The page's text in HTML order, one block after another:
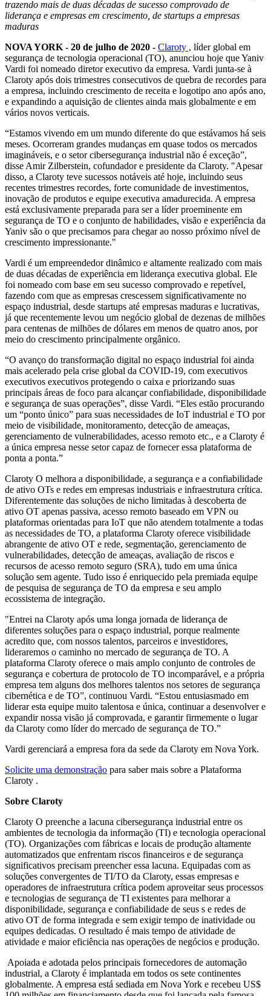
trazendo mais de duas décadas de sucesso comprovado de
liderança e empresas em crescimento, de startups a empresas
maduras
NOVA YORK - 20 de julho de 2020 - Claroty , líder global em
segurança de tecnologia operacional (TO), anunciou hoje que Yaniv
Vardi foi nomeado diretor executivo da empresa. Vardi junta-se à
Claroty após dois trimestres consecutivos de quebra de recordes para
a empresa, incluindo crescimento de receita e logotipo ano após ano,
e expandindo a aquisição de clientes ainda mais globalmente e em
vários novos verticais.
“Estamos vivendo em um mundo diferente do que estávamos há seis
meses. Ocorreram grandes mudanças em quase todos os mercados
imagináveis, e o setor cibersegurança industrial não é exceção”,
disse Amir Zilberstein, cofundador e presidente da Claroty. "Apesar
disso, a Claroty teve sucessos notáveis até hoje, incluindo seus
recentes trimestres recordes, forte comunidade de investimentos,
inovação de produtos e equipe executiva amadurecida. A empresa
está exclusivamente preparada para ser a líder proeminente em
segurança de TO e o conjunto de habilidades, visão e experiência da
Yaniv são o que precisamos para chegar ao nosso próximo nível de
crescimento impressionante."
Vardi é um empreendedor dinâmico e altamente realizado com mais
de duas décadas de experiência em liderança executiva global. Ele
foi nomeado com base em seu sucesso comprovado e repetível,
fazendo com que as empresas crescessem significativamente no
espaço industrial, desde startups até empresas maduras e lucrativas,
já que recentemente levou um negócio global de dezenas de milhões
para centenas de milhões de dólares em menos de quatro anos, por
meio do crescimento principalmente orgânico.
“O avanço do transformação digital no espaço industrial foi ainda
mais acelerado pela crise global da COVID-19, com executivos
executivos executivos protegendo o caixa e priorizando suas
principais áreas de foco para alcançar confiabilidade, disponibilidade
e segurança de suas operações”, disse Vardi. “Eles estão procurando
um “ponto único” para suas necessidades de IoT industrial e TO por
meio de visibilidade, monitoramento, detecção de ameaças,
gerenciamento de vulnerabilidades, acesso remoto etc., e a Claroty é
a única empresa nesse setor capaz de fornecer essa plataforma de
ponta a ponta.”
Claroty O melhora a disponibilidade, a segurança e a confiabilidade
de ativo OTs e redes em empresas industriais e infraestrutura crítica.
Diferentemente das soluções de nicho limitadas à descoberta de
ativo OT apenas passiva, acesso remoto baseado em VPN ou
plataformas orientadas para IoT que não atendem totalmente a todas
as necessidades de TO, a plataforma Claroty oferece visibilidade
abrangente de ativo OT e rede, segmentação, gerenciamento de
vulnerabilidades, detecção de ameaças, avaliação de riscos e
recursos de acesso remoto seguro (SRA), tudo em uma única
solução sem agente. Tudo isso é enriquecido pela premiada equipe
de pesquisa de segurança de TO da empresa e seu amplo
ecossistema de integração.
"Entrei na Claroty após uma longa jornada de liderança de
diferentes soluções para o espaço industrial, porque realmente
acredito que, com nossos talentos, parceiros e investidores,
lideraremos o caminho no mercado de segurança de TO. A
plataforma Claroty oferece o mais amplo conjunto de controles de
segurança e cobertura de protocolo de TO incomparável, e a própria
empresa tem alguns dos melhores talentos nos setores de segurança
cibernética e de TO”, continuou Vardi. “Estou entusiasmado em
liderar esta equipe muito talentosa e única, continuar a desenvolver e
expandir nossa visão já comprovada, e garantir firmemente o lugar
da Claroty como líder do mercado de segurança de TO.”
Vardi gerenciará a empresa fora da sede da Claroty em Nova York.
Solicite uma demonstração para saber mais sobre a Plataforma
Claroty .
Sobre Claroty
Claroty O preenche a lacuna cibersegurança industrial entre os
ambientes de tecnologia da informação (TI) e tecnologia operacional
(TO). Organizações com fábricas e locais de produção altamente
automatizados que enfrentam riscos financeiros e de segurança
significativos precisam preencher essa lacuna. Equipadas com as
soluções convergentes de TI/TO da Claroty, essas empresas e
operadores de infraestrutura crítica podem aproveitar seus processos
e tecnologias de segurança de TI existentes para melhorar a
disponibilidade, segurança e confiabilidade de seus s e redes de
ativo OT de forma integrada e sem exigir tempo de inatividade ou
equipes dedicadas. O resultado é mais tempo de atividade de
atividade e maior eficiência nas operações de negócios e produção.
Apoiada e adotada pelos principais fornecedores de automação
industrial, a Claroty é implantada em todos os sete continentes
globalmente. A empresa está sediada em Nova York e recebeu US$